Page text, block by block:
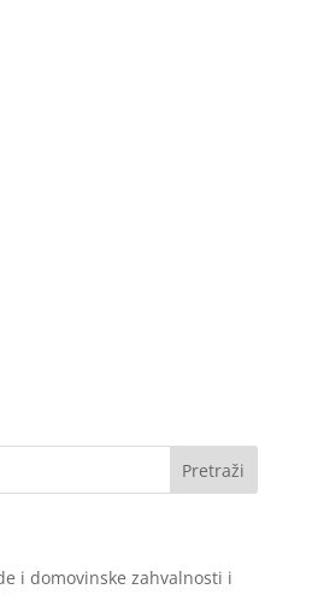
i domovinske zahvalnosti i